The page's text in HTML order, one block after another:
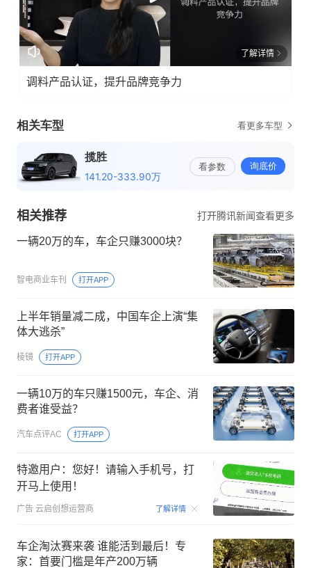
了解详情
调料产品认证，提升品牌竞争力
相关推荐 打开腾讯新闻查看更多
一辆20万的车，车企只赚3000块？
智电商业车刊 打开APP
上半年销量减二成，中国车企上演“集
体大逃杀”
棱镜 打开APP
一辆10万的车只赚1500元，车企、消
费者谁受益？
汽车点评AC 打开APP
特邀用户：您好！请输入手机号，打
开马上使用！
广告 云启创想运营商 了解详情 00:15
车企淘汰赛来袭 谁能活到最后！专
家：首要门槛是年产200万辆